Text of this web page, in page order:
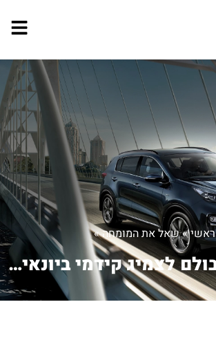
ראשי»שאל את המומחה»
כמה עולה בולם לצמיג קידמי ביונאי אלנט...